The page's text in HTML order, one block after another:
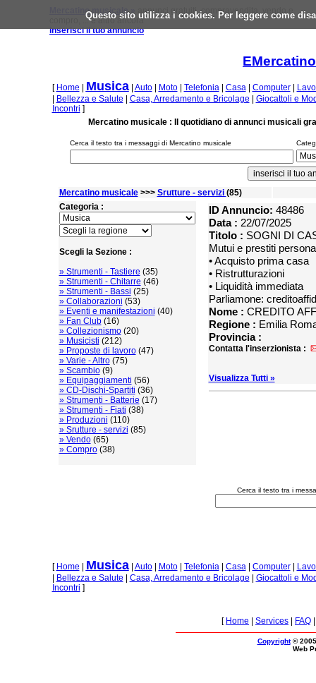
Questo sito utilizza i cookies. Per leggere come
Mercatino musicale » annunci gratuiti, compravendita, vendo e
compro, ... e altro ancora
inserisci il tuo annuncio
[ Home Musica| Auto| Moto| Telefonia| Casa| Computer|
Bellezza e Salute Casa, Arredamento e Bricolage
Giocattoli e
Incontri ]
Mercatino musicale : Il quotidiano di annunci musicali
Cerca il testo tra i messaggi di Mercatino musicale
Mercatino musicale>>> Srutture - servizi (85)
Categoria :
Scegli la Sezione :
» Strumenti - Tastiere (35)
» Strumenti - Chitarre (46)
» Strumenti - Bassi (25)
» Collaborazioni (53)
» Eventi e manifestazioni (40)
» Fan Club(16)
» Collezionismo(20)
» Musicisti (212)
» Proposte di lavoro(47)
» Varie - Altro(75)
» Scambio(9)
» Equipaggiamenti (56)
» CD-Dischi-Spartiti (36)
» Strumenti - Batterie (17)
» Strumenti - Fiati (38)
» Produzioni (110)
» Srutture - servizi (85)
» Vendo(65)
» Compro(38)
ID Annuncio: 48486
Data : 22/07/2025
Titolo : SOGNI DI
Mutui e prestiti
• Acquisto prima casa
• Ristrutturazioni
• Liquidità immediata
Parliamone:
Nome : CREDITO
Regione : Emilia
Provincia :
Contatta l'inserzionista :
Visualizza Tutti »
Cerca il testo tra i
[ Home Musica| Auto| Moto| Telefonia| Casa| Computer|
Bellezza e Salute Casa, Arredamento e Bricolage
Giocattoli e
Incontri ]
[ Home Services FAQ
Copyright©
Web